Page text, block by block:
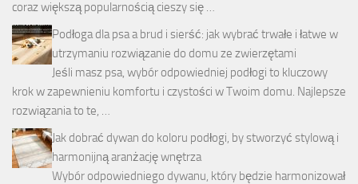
coraz większą popularnością cieszy się …
Podłoga dla psa a brud i sierść: jak wybrać trwałe i łatwe w
utrzymaniu rozwiązanie do domu ze zwierzętami
Jeśli masz psa, wybór odpowiedniej podłogi to kluczowy
krok w zapewnieniu komfortu i czystości w Twoim domu. Najlepsze
rozwiązania to te, …
Jak dobrać dywan do koloru podłogi, by stworzyć stylową i
harmonijną aranżację wnętrza
Wybór odpowiedniego dywanu, który będzie harmonizował